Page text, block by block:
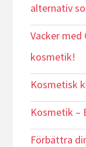
alternativ
Vacker
kosmetik!
Kosmetisk
Kosmetik –
Förbättra